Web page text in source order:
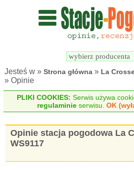
Jesteś w »Strona główna » La
» Opinie
PLIKI COOKIES: Serwis używa
regulaminie serwisu.OK
Opinie stacja pogodowa La
WS9117